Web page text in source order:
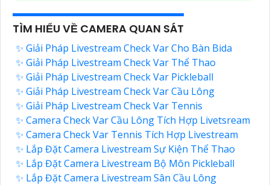
TÌM HIỂU VỀ CAMERA QUAN SÁT
✨ Giải Pháp Livestream Check Var Cho Bàn Bida
✨ Giải Pháp Livestream Check Var Thể Thao
✨ Giải Pháp Livestream Check Var Pickleball
✨ Giải Pháp Livestream Check Var Cầu Lông
✨ Giải Pháp Livestream Check Var Tennis
✨ Camera Check Var Cầu Lông Tích Hợp Livetsream
✨ Camera Check Var Tennis Tích Hợp Livestream
✨ Lắp Đặt Camera Livestream Sự Kiện Thể Thao
✨ Lắp Đặt Camera Livestream Bộ Môn Pickleball
✨ Lắp Đặt Camera Livestream Sân Cầu Lông